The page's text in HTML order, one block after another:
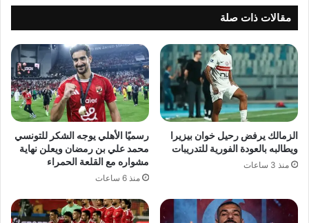
مقالات ذات صلة
الزمالك يرفض رحيل خوان بيزيرا
ويطالبه بالعودة الفورية للتدريبات
منذ 3 ساعات
رسميًا الأهلي يوجه الشكر للتونسي
محمد علي بن رمضان ويعلن نهاية
مشواره مع القلعة الحمراء
منذ 6 ساعات